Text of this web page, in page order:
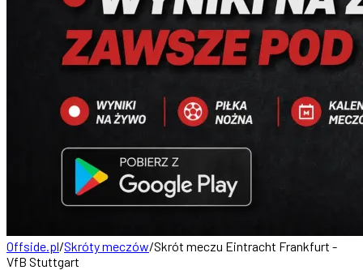
Offside.pl/Skróty meczów/Skrót meczu Eintracht Frankfurt -
VfB Stuttgart